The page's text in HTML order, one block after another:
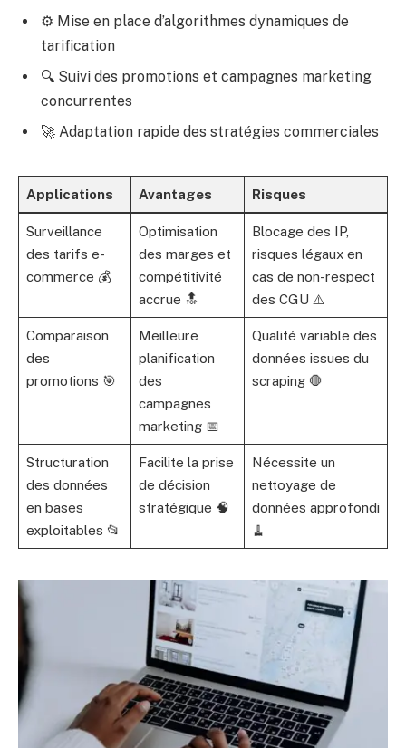
⚙️ Mise en place d’algorithmes dynamiques de
tarification
🔍 Suivi des promotions et campagnes marketing
concurrentes
🚀 Adaptation rapide des stratégies commerciales
Applications Avantages Risques
Surveillance
des tarifs e-
commerce 💰
Optimisation
des marges et
compétitivité
accrue 🔝
Blocage des IP,
risques légaux en
cas de non-respect
des CGU ⚠️
Comparaison
des
promotions 🎯
Meilleure
planification
des
campagnes
marketing 📅
Qualité variable des
données issues du
scraping 🛑
Structuration
des données
en bases
exploitables 📂
Facilite la prise
de décision
stratégique 🧠
Nécessite un
nettoyage de
données approfondi
🧹